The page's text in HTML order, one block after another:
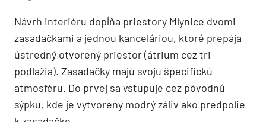
Návrh interiéru dopĺňa priestory Mlynice dvomi
zasadačkami a jednou kanceláriou, ktoré prepája
ústredný otvorený priestor (átrium cez tri
podlažia). Zasadačky majú svoju špecifickú
atmosféru. Do prvej sa vstupuje cez pôvodnú
sýpku, kde je vytvorený modrý záliv ako predpolie